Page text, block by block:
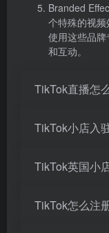
Branded
个特殊的视
使用这些品
和互动。
TikTok直播怎
TikTok小店入
TikTok英国小
TikTok怎么注